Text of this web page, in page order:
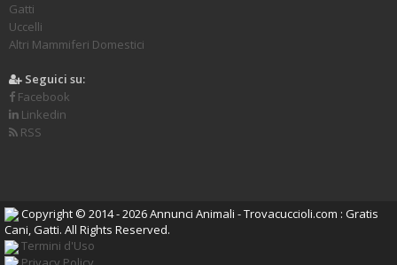
Gatti
Uccelli
Altri Mammiferi Domestici
Seguici su:
Facebook
Linkedin
RSS
Copyright © 2014 - 2026 Annunci Animali - Trovacuccioli.com : Gratis
Cani, Gatti. All Rights Reserved.
Termini d'Uso